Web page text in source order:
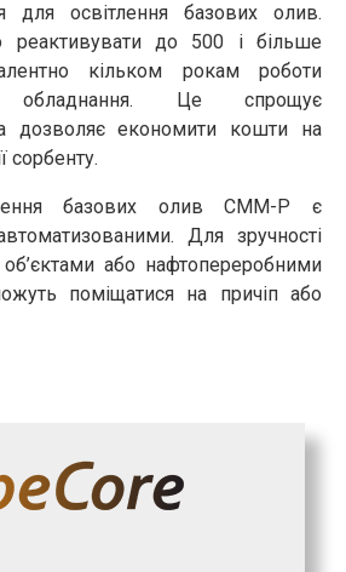
для освітлення базових олив.
реактивувати до 500 і більше
кільком рокам роботи
обладнання. Це спрощує
дозволяє економити кошти на
сорбенту.
базових олив CMM-Р є
Для зручності
або нафтопереробними
поміщатися на причіп або